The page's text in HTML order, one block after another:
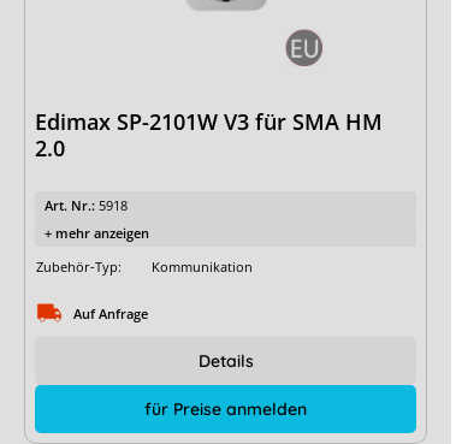
Edimax SP-2101W V3 für SMA HM
2.0
Art. Nr.: 5918
+ mehr anzeigen
Zubehör-Typ:
Kommunikation
Auf Anfrage
für Preise anmelden
Details